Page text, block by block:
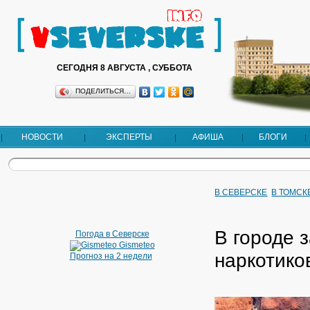
СЕГОДНЯ 8 АВГУСТА , СУББОТА
ПОДЕЛИТЬСЯ…
НОВОСТИ ЭКСПЕРТЫ АФИША БЛОГИ
Погода в Северске
Gismeteo
Прогноз на 2 недели
В СЕВЕРСКЕ В
В городе